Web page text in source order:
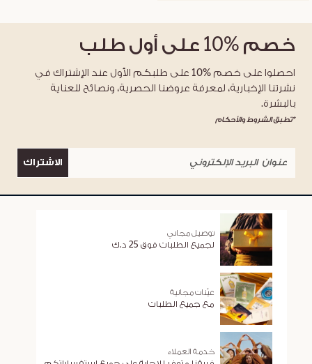
خصم %10 على أول طلب
احصلوا على خصم %10 على طلبكم الأول عند الإشتراك في
نشرتنا الإخبارية، لمعرفة عروضنا الحصرية، ونصائح للعناية
بالبشرة.
*تطبق الشروط والأحكام
الاشتراك
توصيل مجاني
لجميع الطلبات فوق 25 د.ك
عيّنات مجانية
مع جميع الطلبات
خدمة العملاء